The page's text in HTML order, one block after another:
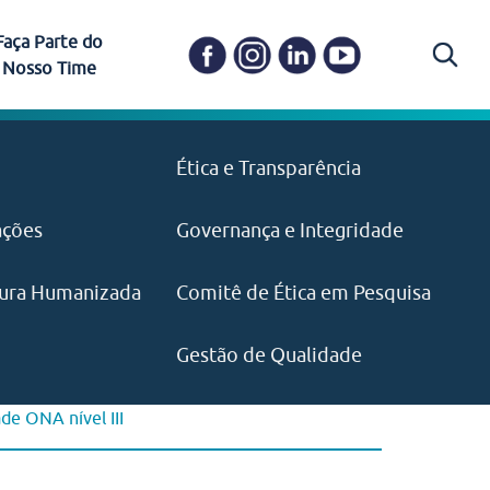
Ética e Transparência
Governança e Integridade
Humanizada Comitê de Ética em Pesquisa
Gestão de Qualidade
Carapicuíba
pelo CEJAM e(11) 97646‑2537
Parte do
Nosso Time
visão e valores?
ONA nível III